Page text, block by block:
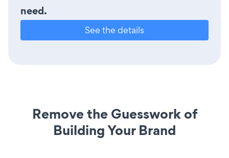
need.
See the details
Remove the Guesswork of
Building Your Brand